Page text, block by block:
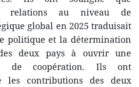
relations au niveau de
global en 2025 traduisait
politique et la détermination
deux pays à ouvrir une
de coopération. Ils ont
les contributions des deux